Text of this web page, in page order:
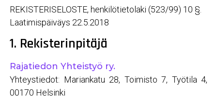
REKISTERISELOSTE, henkilötietolaki (523/99) 10 §.
Laatimispäiväys 22.5.2018
1. Rekisterinpitäjä
Rajatiedon Yhteistyö ry.
Yhteystiedot: Mariankatu 28, Toimisto 7, Työtila 4,
00170 Helsinki